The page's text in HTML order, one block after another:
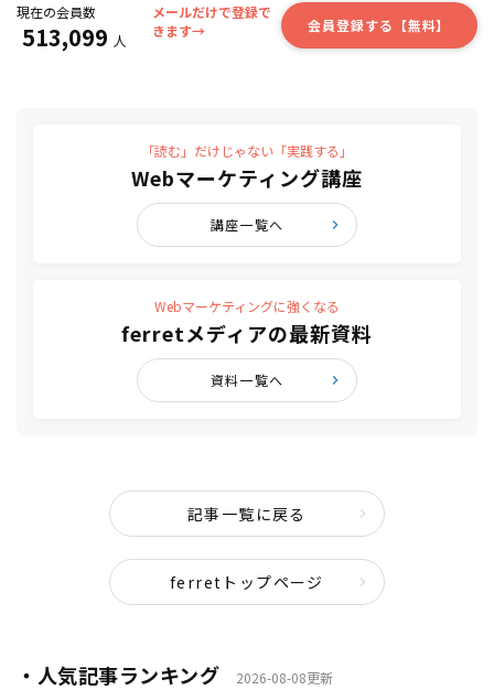
現在の会員数
513,099 人
メールだけで登録で
きます→
会員登録する【無料】
「読む」だけじゃない「実践する」
Webマーケティング講座
講座一覧へ
Webマーケティングに強くなる
ferretメディアの最新資料
資料一覧へ
記事一覧に戻る
ferretトップページ
・人気記事ランキング 2026-08-08更新